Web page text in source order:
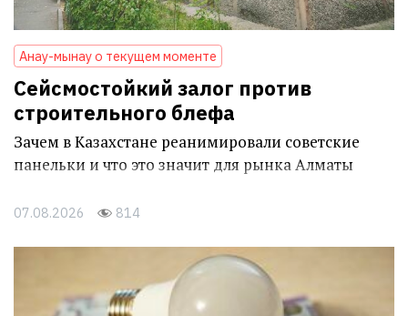
Анау-мынау о текущем моменте
Сейсмостойкий залог против
строительного блефа
Зачем в Казахстане реанимировали советские
панельки и что это значит для рынка Алматы
07.08.2026 814